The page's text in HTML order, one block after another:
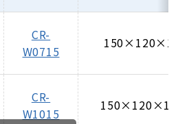
CR-
W0715
CR-
W1015